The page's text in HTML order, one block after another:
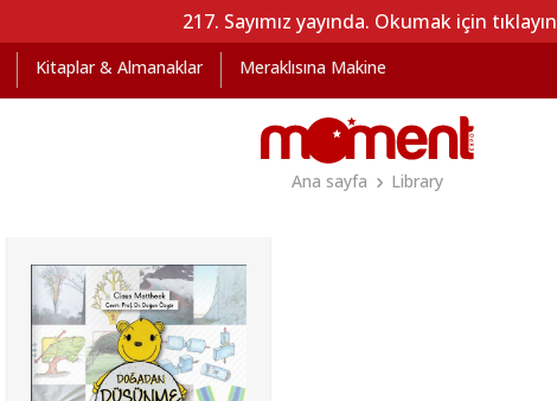
217. Sayımız yayında. Okumak için tıklayın
Kitaplar & Almanaklar Meraklısına Makine
Ana sayfa
Library